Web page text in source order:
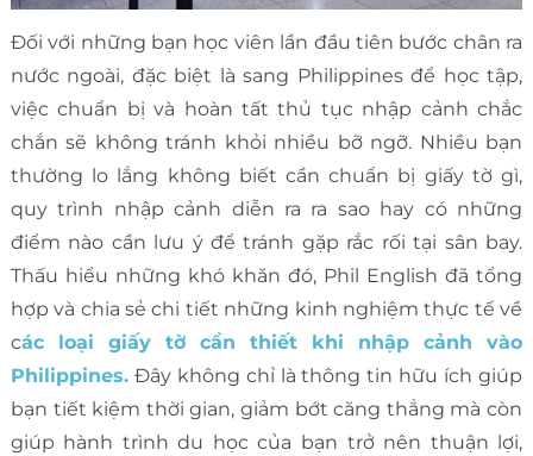
Đối với những bạn học viên lần đầu tiên bước chân ra
nước ngoài, đặc biệt là sang Philippines để học tập,
việc chuẩn bị và hoàn tất thủ tục nhập cảnh chắc
chắn sẽ không tránh khỏi nhiều bỡ ngỡ. Nhiều bạn
thường lo lắng không biết cần chuẩn bị giấy tờ gì,
quy trình nhập cảnh diễn ra ra sao hay có những
điểm nào cần lưu ý để tránh gặp rắc rối tại sân bay.
Thấu hiểu những khó khăn đó, Phil English đã tổng
hợp và chia sẻ chi tiết những kinh nghiệm thực tế về
các loại giấy tờ cần thiết khi nhập cảnh vào
Philippines.Đây không chỉ là thông tin hữu ích giúp
bạn tiết kiệm thời gian, giảm bớt căng thẳng mà còn
giúp hành trình du học của bạn trở nên thuận lợi,